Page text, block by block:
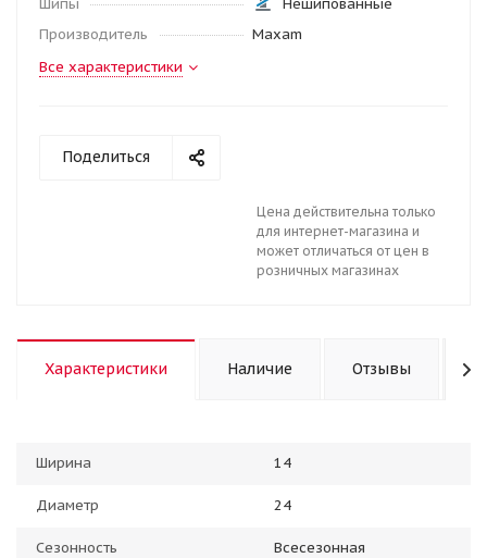
Шипы
Нешипованные
Производитель
Maxam
Все характеристики
Поделиться
Цена действительна только
для интернет-магазина и
может отличаться от цен в
розничных магазинах
Характеристики Наличие Отзывы
Ширина 14
Диаметр 24
Сезонность Всесезонная